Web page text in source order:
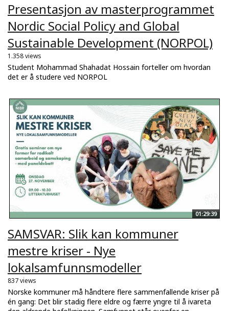
Presentasjon av masterprogrammet
Nordic Social Policy and Global
Sustainable Development (NORPOL)
1.358 views
Student Mohammad Shahadat Hossain forteller om hvordan
det er å studere ved NORPOL
01:29:39
SAMSVAR: Slik kan kommuner
mestre kriser - Nye
lokalsamfunnsmodeller
837 views
Norske kommuner må håndtere flere sammenfallende kriser på
én gang: Det blir stadig flere eldre og færre yngre til å ivareta